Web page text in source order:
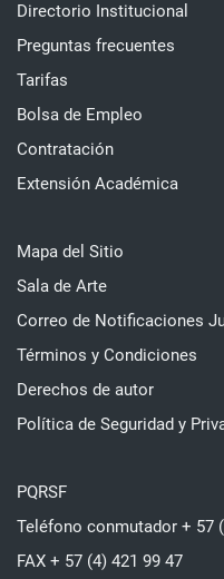
Directorio Institucional
Preguntas frecuentes
Tarifas
Bolsa de Empleo
Contratación
Extensión Académica
Mapa del Sitio
Sala de Arte
Correo de Notificaciones
Términos y Condiciones
Derechos de autor
Política de Seguridad y
PQRSF
Teléfono conmutador + 57
FAX + 57 (4) 421 99 47